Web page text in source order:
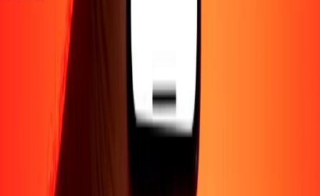
Blog PromocionesSeguridad
Transferencia internacional de dineroCorporativo
Conviértete en promotor
Política de privacidad
Términos y
condiciones
Centro de ayuda